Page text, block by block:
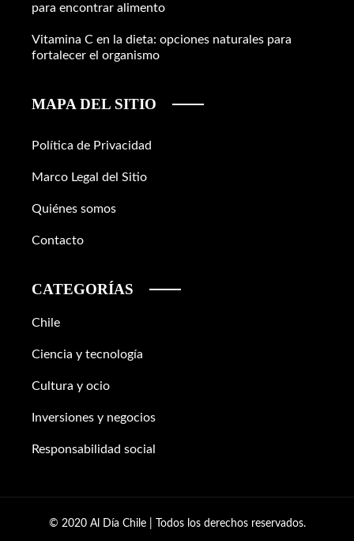
para encontrar alimento
Vitamina C en la dieta: opciones naturales para
fortalecer el organismo
MAPA DEL SITIO
Política de Privacidad
Marco Legal del Sitio
Quiénes somos
Contacto
CATEGORÍAS
Chile
Ciencia y tecnología
Cultura y ocio
Inversiones y negocios
Responsabilidad social
© 2020 Al Día Chile | Todos los derechos reservados.